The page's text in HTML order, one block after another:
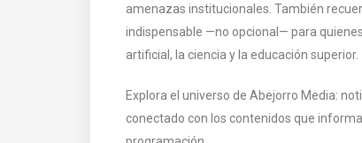
amenazas institucionales. También
indispensable —no opcional— para
artificial, la ciencia y la educación superior.
Explora el universo de Abejorro Media:
conectado con los contenidos que